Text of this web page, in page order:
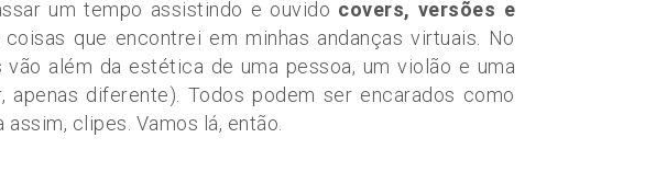
um tempo assistindo e ouvido covers, versões e
que encontrei em minhas andanças virtuais. No
além da estética de uma pessoa, um violão e uma
diferente). Todos podem ser encarados como
clipes. Vamos lá, então.